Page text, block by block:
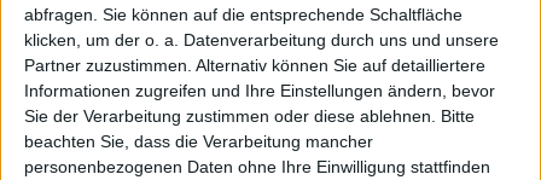
abfragen. Sie können auf die entsprechende Schaltfläche
klicken, um der o. a. Datenverarbeitung durch uns und unsere
Partner zuzustimmen. Alternativ können Sie auf detailliertere
Informationen zugreifen und Ihre Einstellungen ändern, bevor
Sie der Verarbeitung zustimmen oder diese ablehnen.
Bitte
beachten Sie, dass die Verarbeitung mancher
personenbezogenen Daten ohne Ihre Einwilligung stattfinden